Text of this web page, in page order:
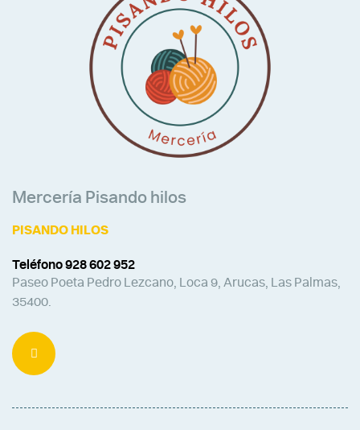
Mercería Pisando hilos
PISANDO HILOS
Teléfono 928 602 952
Paseo Poeta Pedro Lezcano, Loca 9, Arucas, Las Palmas,
35400.